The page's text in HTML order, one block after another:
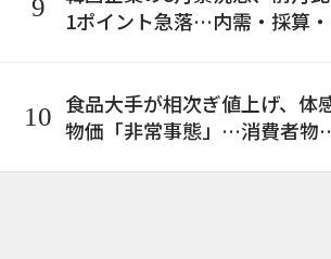
9
1ポイント急落…内需・採算
10 食品大手が相次ぎ値上げ、体
物価「非常事態」…消費者物